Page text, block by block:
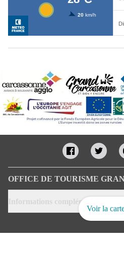
Voir la
OFFICE DE TOURISME
Informations complémentaires